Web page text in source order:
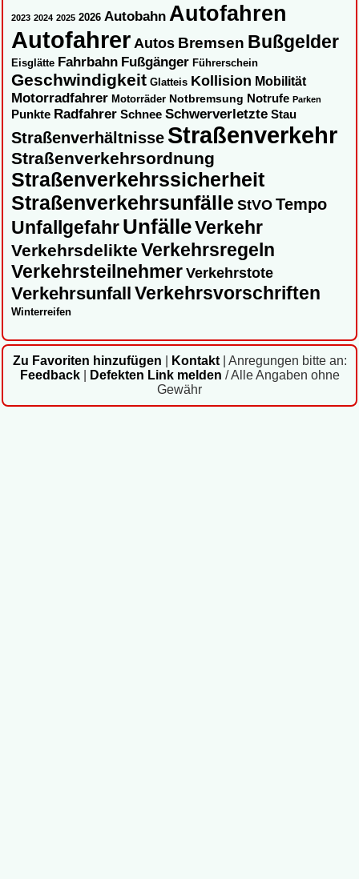
2023 2024 2025 2026 Autobahn Autofahren
AutofahrerAutos Bremsen Bußgelder
Eisglätte Fahrbahn Fußgänger Führerschein
Geschwindigkeit Glatteis Kollision Mobilität
Motorradfahrer Motorräder Notbremsung Notrufe Parken
Punkte Radfahrer Schnee Schwerverletzte Stau
Straßenverhältnisse Straßenverkehr
Straßenverkehrsordnung
Straßenverkehrssicherheit
Straßenverkehrsunfälle StVOTempo
UnfallgefahrUnfälleVerkehr
Verkehrsdelikte Verkehrsregeln
Verkehrsteilnehmer Verkehrstote
Verkehrsunfall Verkehrsvorschriften
Winterreifen
Zu Favoriten hinzufügen Kontakt| Anregungen bitte an:
Feedback| Defekten Link melden / Alle Angaben ohne
Gewähr